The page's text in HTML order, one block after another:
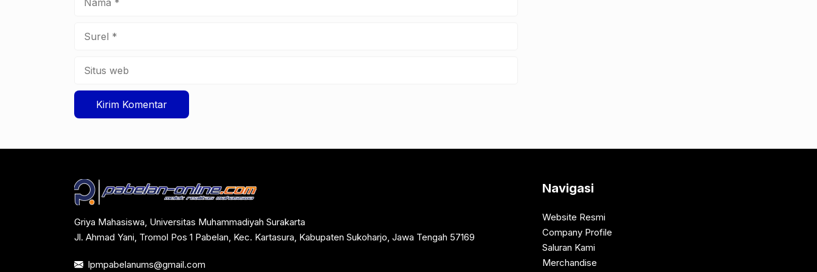
Griya Mahasiswa, Universitas Muhammadiyah Surakarta
Jl. Ahmad Yani, Tromol Pos 1 Pabelan, Kec. Kartasura, Kabupaten Sukoharjo, Jawa Tengah 57169
lpmpabelanums@gmail.com
Navigasi
Website Resmi
Company Profile
Saluran Kami
Merchandise